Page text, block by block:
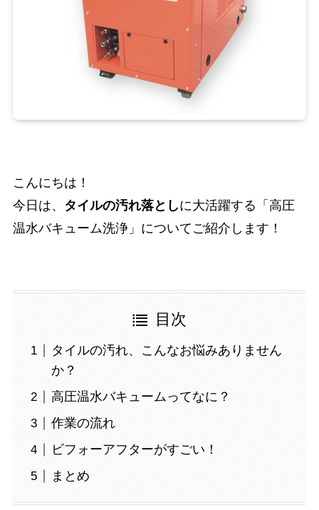
こんにちは！
今日は、
タイルの汚れ落としに大活躍する「高圧
温水バキューム洗浄」についてご紹介します！
目次
タイルの汚れ、こんなお悩みありません
か？
高圧温水バキュームってなに？
作業の流れ
ビフォーアフターがすごい！
まとめ